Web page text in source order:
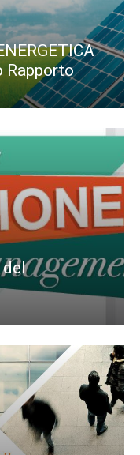
Rapporto
del